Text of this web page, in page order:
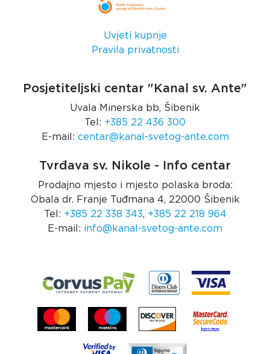
Uvjeti kupnje
Pravila privatnosti
Posjetiteljski centar "Kanal sv. Ante"
Uvala Minerska bb, Šibenik
Tel: +385 22 436 300
E-mail: centar@kanal-svetog-ante.com
Tvrđava sv. Nikole - Info centar
Prodajno mjesto i mjesto polaska broda:
Obala dr. Franje Tuđmana 4, 22000 Šibenik
Tel: +385 22 338 343, +385 22 218 964
E-mail: info@kanal-svetog-ante.com